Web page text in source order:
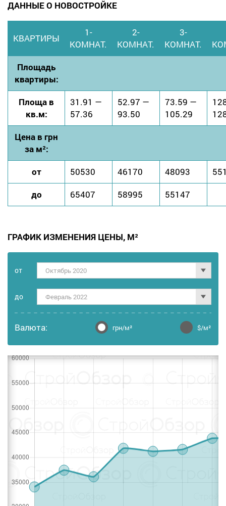
ДАННЫЕ О НОВОСТРОЙКЕ
КВАРТИРЫ
1-
КОМНАТ.
2-
КОМНАТ.
3-
КОМНАТ.
Площадь
квартиры:
Площа в
кв.м:
31.91 —
57.36
52.97 —
93.50
73.59 —
105.29
Цена в грн
за м²:
от
50530 46170 48093
до
65407 58995 55147
ГРАФИК ИЗМЕНЕНИЯ ЦЕНЫ, М²
от Октябрь 2020
дo Февраль 2022
Валюта: грн/м² $/м²